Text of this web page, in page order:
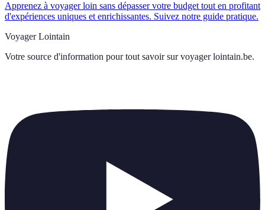
Apprenez à voyager loin sans dépasser votre budget tout en profitant
d'expériences uniques et enrichissantes. Suivez notre guide pratique.
Voyager Lointain
Votre source d'information pour tout savoir sur voyager lointain.be.